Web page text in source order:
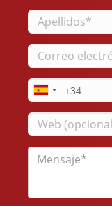
Apellidos
Correo
electrónico
Teléfono
Web
Mensaje